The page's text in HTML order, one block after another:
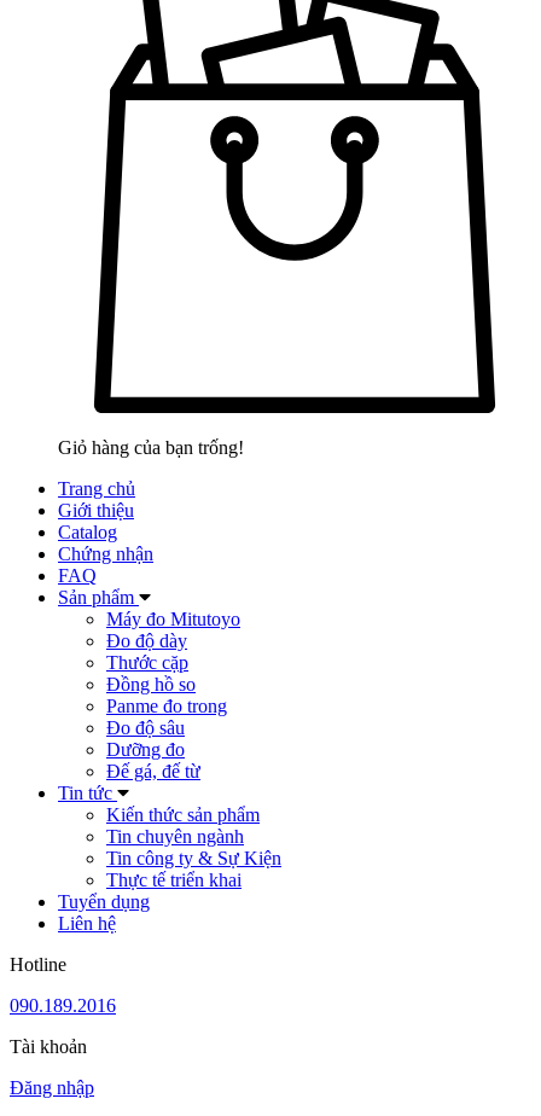
Giỏ hàng của bạn trống!
Trang chủ
Giới thiệu
Catalog
Chứng nhận
FAQ
Sản phẩm
Máy đo Mitutoyo
Đo độ dày
Thước cặp
Đồng hồ so
Panme đo trong
Đo độ sâu
Dưỡng đo
Đế gá, đế từ
Tin tức
Kiến thức sản phẩm
Tin chuyên ngành
Tin công ty & Sự Kiện
Thực tế triển khai
Tuyển dụng
Liên hệ
Hotline
090.189.2016
Tài khoản
Đăng nhập